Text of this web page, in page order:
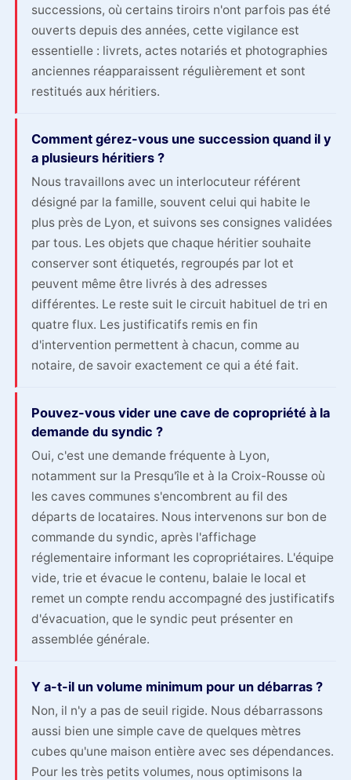
successions, où certains tiroirs n'ont parfois pas été
ouverts depuis des années, cette vigilance est
essentielle : livrets, actes notariés et photographies
anciennes réapparaissent régulièrement et sont
restitués aux héritiers.
Comment gérez-vous une succession quand il y
a plusieurs héritiers ?
Nous travaillons avec un interlocuteur référent
désigné par la famille, souvent celui qui habite le
plus près de Lyon, et suivons ses consignes validées
par tous. Les objets que chaque héritier souhaite
conserver sont étiquetés, regroupés par lot et
peuvent même être livrés à des adresses
différentes. Le reste suit le circuit habituel de tri en
quatre flux. Les justificatifs remis en fin
d'intervention permettent à chacun, comme au
notaire, de savoir exactement ce qui a été fait.
Pouvez-vous vider une cave de copropriété à la
demande du syndic ?
Oui, c'est une demande fréquente à Lyon,
notamment sur la Presqu'île et à la Croix-Rousse où
les caves communes s'encombrent au fil des
départs de locataires. Nous intervenons sur bon de
commande du syndic, après l'affichage
réglementaire informant les copropriétaires. L'équipe
vide, trie et évacue le contenu, balaie le local et
remet un compte rendu accompagné des justificatifs
d'évacuation, que le syndic peut présenter en
assemblée générale.
Y a-t-il un volume minimum pour un débarras ?
Non, il n'y a pas de seuil rigide. Nous débarrassons
aussi bien une simple cave de quelques mètres
cubes qu'une maison entière avec ses dépendances.
Pour les très petits volumes, nous optimisons la